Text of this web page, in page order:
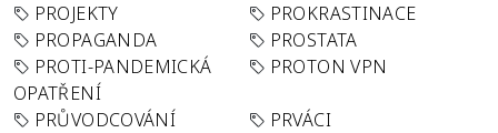
PROJEKTY
PROKRASTINACE
PROPAGANDA
PROSTATA
PROTI-PANDEMICKÁ
OPATŘENÍ
PROTON VPN
PRŮVODCOVÁNÍ
PRVÁCI